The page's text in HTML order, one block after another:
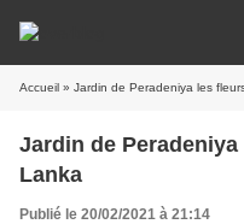
Accueil » Jardin de Peradeniya les
Jardin de
Lanka
Publié le 20/02/2021 à 21:14